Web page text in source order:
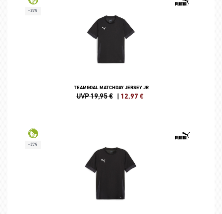
-35%
TEAMGOAL MATCHDAY JERSEY JR
UVP 19,95 € | 12,97 €
-35%